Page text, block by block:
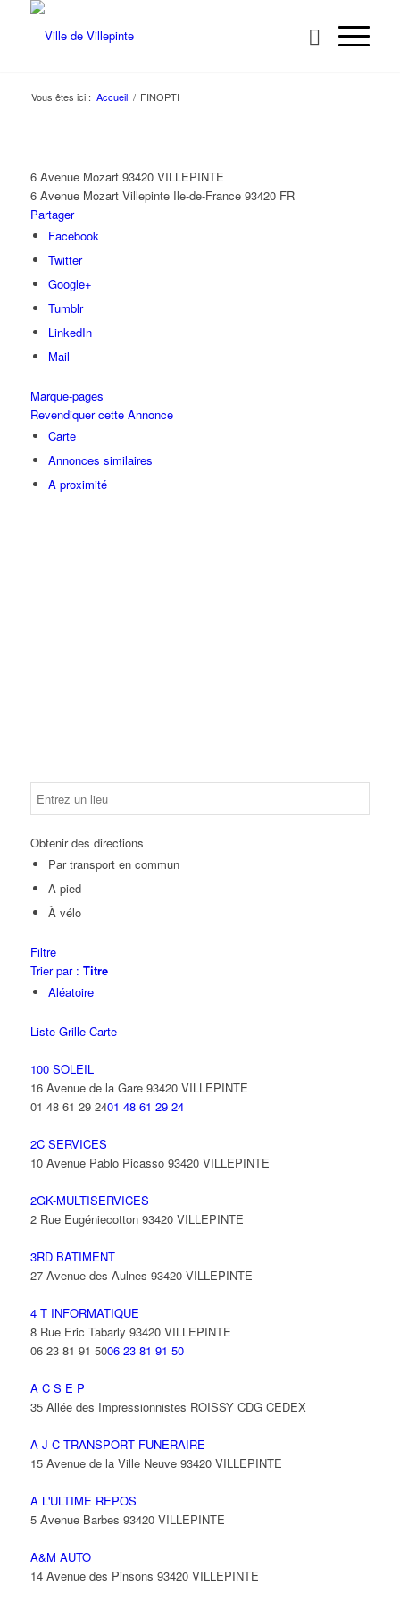
Vous êtes ici : Accueil / FINOPTI
6 Avenue Mozart 93420 VILLEPINTE
6 Avenue Mozart Villepinte Île-de-France 93420 FR
Partager
Facebook
Twitter
Google+
Tumblr
LinkedIn
Mail
Marque-pages
Revendiquer cette Annonce
Carte
Annonces similaires
A proximité
Obtenir des directions
Par transport en commun
A pied
À vélo
Filtre
Trier par : Titre
Aléatoire
Liste Grille Carte
100 SOLEIL
16 Avenue de la Gare 93420 VILLEPINTE
01 48 61 29 2401 48 61 29 24
2C SERVICES
10 Avenue Pablo Picasso 93420 VILLEPINTE
2GK-MULTISERVICES
2 Rue Eugéniecotton 93420 VILLEPINTE
3RD BATIMENT
27 Avenue des Aulnes 93420 VILLEPINTE
4 T INFORMATIQUE
8 Rue Eric Tabarly 93420 VILLEPINTE
06 23 81 91 5006 23 81 91 50
A C S E P
35 Allée des Impressionnistes ROISSY CDG CEDEX
A J C TRANSPORT FUNERAIRE
15 Avenue de la Ville Neuve 93420 VILLEPINTE
A L'ULTIME REPOS
5 Avenue Barbes 93420 VILLEPINTE
A&M AUTO
14 Avenue des Pinsons 93420 VILLEPINTE